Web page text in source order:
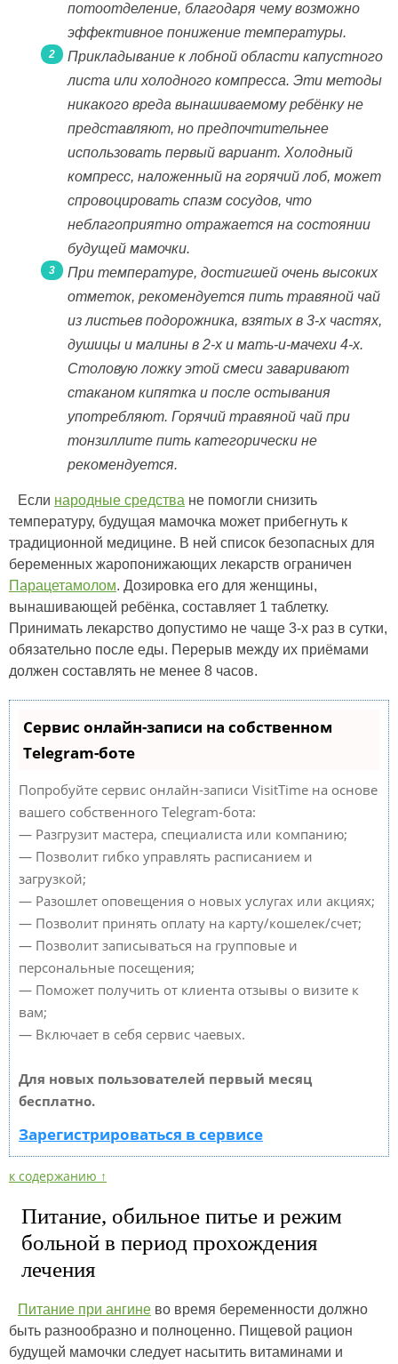
потоотделение, благодаря чему возможно
эффективное понижение температуры.
Прикладывание к лобной области капустного
листа или холодного компресса. Эти методы
никакого вреда вынашиваемому ребёнку не
представляют, но предпочтительнее
использовать первый вариант. Холодный
компресс, наложенный на горячий лоб, может
спровоцировать спазм сосудов, что
неблагоприятно отражается на состоянии
будущей мамочки.
При температуре, достигшей очень высоких
отметок, рекомендуется пить травяной чай
из листьев подорожника, взятых в 3-х частях,
душицы и малины в 2-х и мать-и-мачехи 4-х.
Столовую ложку этой смеси заваривают
стаканом кипятка и после остывания
употребляют. Горячий травяной чай при
тонзиллите пить категорически не
рекомендуется.
Если народные средства не помогли снизить
температуру, будущая мамочка может прибегнуть к
традиционной медицине. В ней список безопасных для
беременных жаропонижающих лекарств ограничен
Парацетамолом. Дозировка его для женщины,
вынашивающей ребёнка, составляет 1 таблетку.
Принимать лекарство допустимо не чаще 3-х раз в сутки,
обязательно после еды. Перерыв между их приёмами
должен составлять не менее 8 часов.
Сервис онлайн-записи на собственном
Telegram-боте
Попробуйте сервис онлайн-записи VisitTime на основе
вашего собственного Telegram-бота:
— Разгрузит мастера, специалиста или компанию;
— Позволит гибко управлять расписанием и
загрузкой;
— Разошлет оповещения о новых услугах или акциях;
— Позволит принять оплату на карту/кошелек/счет;
— Позволит записываться на групповые и
персональные посещения;
— Поможет получить от клиента отзывы о визите к
вам;
— Включает в себя сервис чаевых.
Для новых пользователей первый месяц
бесплатно.
Зарегистрироваться в сервисе
к содержанию ↑
Питание, обильное питье и режим
больной в период прохождения
лечения
Питание при ангине во время беременности должно
быть разнообразно и полноценно. Пищевой рацион
будущей мамочки следует насытить витаминами и